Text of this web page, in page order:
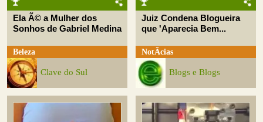
Ela Ã© a Mulher dos
Sonhos de Gabriel Medina
Beleza
Clave do Sul
Juiz Condena Blogueira
que 'Aparecia Bem...
NotÃ­cias
Blogs e Blogs